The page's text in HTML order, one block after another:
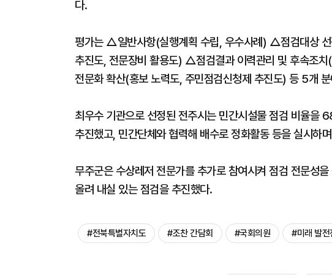
다.
평가는 △일반사항(실행계획 수립, 우수사례) △점검대상
추진도, 전문장비 활용도) △점검결과 이력관리 및 후속조
전문화 확산(홍보 노력도, 주민점검신청제 추진도) 등 5개
최우수 기관으로 선정된 전주시는 민간시설물 점검 비율을
추진했고, 민간단체와 협력해 배수로 정화활동 등을 실시하
무주군은 수상레저 전문가를 추가로 참여시켜 점검 전문성
올려 내실 있는 점검을 추진했다.
#전북특별자치도 #조찬 간담회 #국회의원 #미래 발전